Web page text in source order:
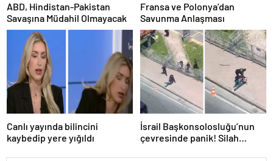
ABD, Hindistan-Pakistan
Savaşına Müdahil Olmayacak
Fransa ve Polonya’dan
Savunma Anlaşması
Canlı yayında bilincini
kaybedip yere yığıldı
İsrail Başkonsolosluğu’nun
çevresinde panik! Silah